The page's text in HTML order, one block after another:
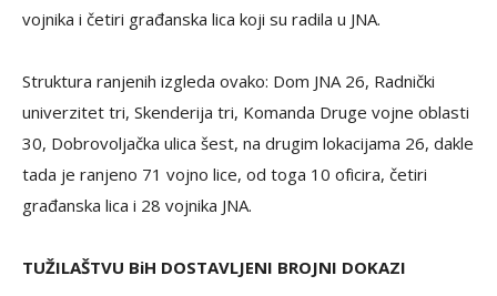
vojnika i četiri građanska lica koji su radila u JNA.
Struktura ranjenih izgleda ovako: Dom JNA 26, Radnički
univerzitet tri, Skenderija tri, Komanda Druge vojne oblasti
30, Dobrovoljačka ulica šest, na drugim lokacijama 26, dakle
tada je ranjeno 71 vojno lice, od toga 10 oficira, četiri
građanska lica i 28 vojnika JNA.
TUŽILAŠTVU BiH DOSTAVLJENI BROJNI DOKAZI